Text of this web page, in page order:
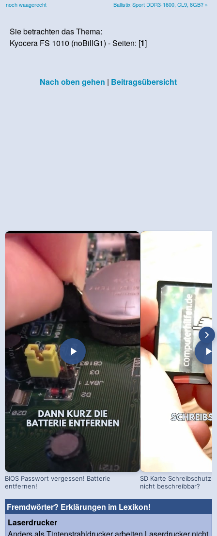
noch waagerecht
Ballistix Sport DDR3-1600, CL9, 8GB? »
Sie betrachten das Thema:
Kyocera FS 1010 (noBillG1) - Seiten: [1]
Nach oben gehen | Beitragsübersicht
BIOS Passwort vergessen! Batterie
entfernen!
SD Karte Schreibschutz
nicht beschreibbar?
Fremdwörter? Erklärungen im Lexikon!
Laserdrucker
Anders als Tintenstrahldrucker arbeiten Laserdrucker nicht